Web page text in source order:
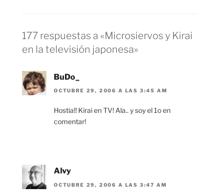
177 respuestas a «Microsiervos y Kirai
en la televisión japonesa»
BuDo_
OCTUBRE 29, 2006 A LAS 3:45 AM
Hostia!! Kirai en TV! Ala.. y soy el 1o en
comentar!
Alvy
OCTUBRE 29, 2006 A LAS 3:47 AM